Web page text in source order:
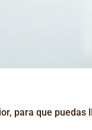
para que puedas